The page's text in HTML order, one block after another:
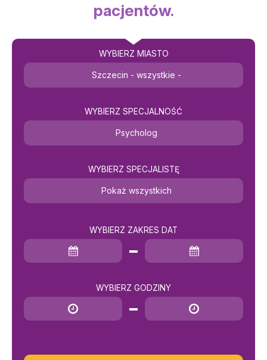
pacjentów.
WYBIERZ MIASTO
Szczecin - wszystkie -
WYBIERZ SPECJALNOŚĆ
Psycholog
WYBIERZ SPECJALISTĘ
Pokaż wszystkich
WYBIERZ ZAKRES DAT
Data rozpoczęcia
Data zakończenia
WYBIERZ GODZINY
Godzina rozpoczęcia
Godzina zakończenia